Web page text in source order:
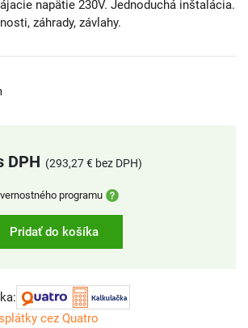
napätie 230V. Jednoduchá inštalácia.
záhrady, závlahy.
DPH (293,27 € bez DPH)
programu
Pridať do košíka
cez Quatro